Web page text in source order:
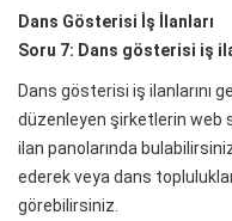
Dans Gösterisi İş İlanları
Soru 7: Dans gösterisi iş
Dans gösterisi iş ilanlarını
düzenleyen şirketlerin web
ilan panolarında
ederek veya dans
görebilirsiniz.